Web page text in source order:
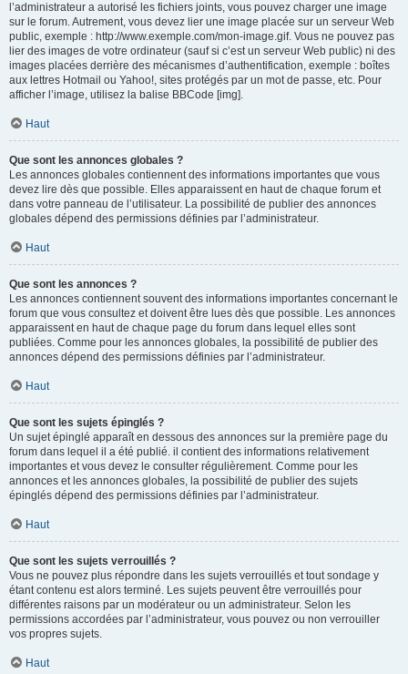
l’administrateur a autorisé les fichiers joints, vous pouvez charger une image
sur le forum. Autrement, vous devez lier une image placée sur un serveur Web
public, exemple : http://www.exemple.com/mon-image.gif. Vous ne pouvez pas
lier des images de votre ordinateur (sauf si c’est un serveur Web public) ni des
images placées derrière des mécanismes d’authentification, exemple : boîtes
aux lettres Hotmail ou Yahoo!, sites protégés par un mot de passe, etc. Pour
afficher l’image, utilisez la balise BBCode [img].
Haut
Que sont les annonces globales ?
Les annonces globales contiennent des informations importantes que vous
devez lire dès que possible. Elles apparaissent en haut de chaque forum et
dans votre panneau de l’utilisateur. La possibilité de publier des annonces
globales dépend des permissions définies par l’administrateur.
Haut
Que sont les annonces ?
Les annonces contiennent souvent des informations importantes concernant le
forum que vous consultez et doivent être lues dès que possible. Les annonces
apparaissent en haut de chaque page du forum dans lequel elles sont
publiées. Comme pour les annonces globales, la possibilité de publier des
annonces dépend des permissions définies par l’administrateur.
Haut
Que sont les sujets épinglés ?
Un sujet épinglé apparaît en dessous des annonces sur la première page du
forum dans lequel il a été publié. il contient des informations relativement
importantes et vous devez le consulter régulièrement. Comme pour les
annonces et les annonces globales, la possibilité de publier des sujets
épinglés dépend des permissions définies par l’administrateur.
Haut
Que sont les sujets verrouillés ?
Vous ne pouvez plus répondre dans les sujets verrouillés et tout sondage y
étant contenu est alors terminé. Les sujets peuvent être verrouillés pour
différentes raisons par un modérateur ou un administrateur. Selon les
permissions accordées par l’administrateur, vous pouvez ou non verrouiller
vos propres sujets.
Haut